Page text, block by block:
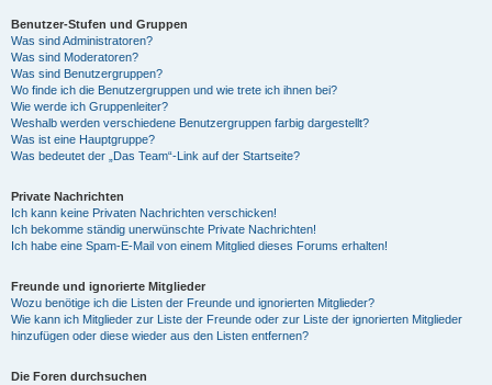
Benutzer-Stufen und Gruppen
Was sind Administratoren?
Was sind Moderatoren?
Was sind Benutzergruppen?
Wo finde ich die Benutzergruppen und wie trete ich ihnen bei?
Wie werde ich Gruppenleiter?
Weshalb werden verschiedene Benutzergruppen farbig dargestellt?
Was ist eine Hauptgruppe?
Was bedeutet der „Das Team“-Link auf der Startseite?
Private Nachrichten
Ich kann keine Privaten Nachrichten verschicken!
Ich bekomme ständig unerwünschte Private Nachrichten!
Ich habe eine Spam-E-Mail von einem Mitglied dieses Forums erhalten!
Freunde und ignorierte Mitglieder
Wozu benötige ich die Listen der Freunde und ignorierten Mitglieder?
Wie kann ich Mitglieder zur Liste der Freunde oder zur Liste der ignorierten Mitglieder
hinzufügen oder diese wieder aus den Listen entfernen?
Die Foren durchsuchen